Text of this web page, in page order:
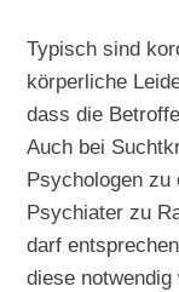
Typisch sind
körperliche
dass die
Auch bei
Psychologen zu
Psychiater zu
darf
diese